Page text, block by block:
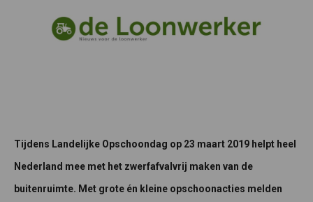
Tijdens Landelijke Opschoondag op 23 maart 2019 helpt heel
Nederland mee met het zwerfafvalvrij maken van de
buitenruimte. Met grote én kleine opschoonacties melden